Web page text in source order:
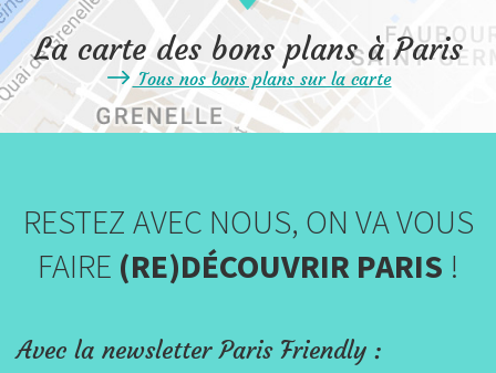
La carte des bons plans à Paris
Tous nos bons plans sur la carte
RESTEZ AVEC NOUS, ON VA VOUS
FAIRE (RE)DÉCOUVRIR PARIS !
Avec la newsletter Paris Friendly :